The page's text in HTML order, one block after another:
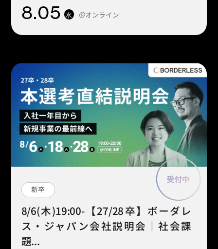
8.05 水 ＠オンライン
新卒
8/6(木)19:00-【27/28卒】ボーダレ
ス・ジャパン会社説明会｜社会課
題...